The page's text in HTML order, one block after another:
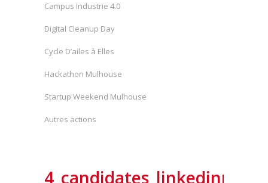
Campus Industrie 4.0
Digital Cleanup Day
Cycle D’ailes à Elles
Hackathon Mulhouse
Startup Weekend Mulhouse
Autres actions
4_candidates_linkedinm2a